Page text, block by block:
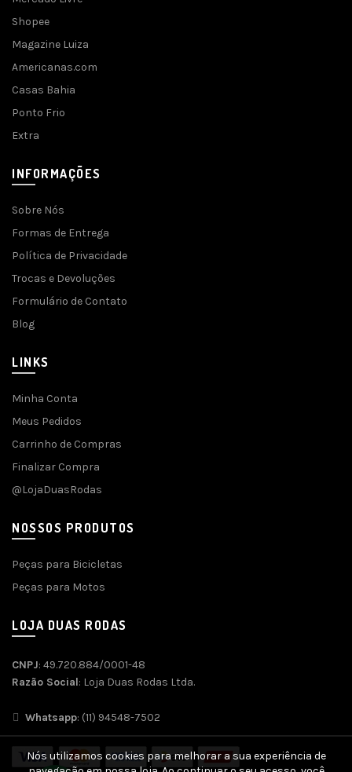
Shopee
Magazine Luiza
Americanas.com
Casas Bahia
Ponto Frio
Extra
INFORMAÇÕES
Sobre Nós
Formas de Entrega
Política de Privacidade
Trocas e Devoluções
Formulário de Contato
Blog
LINKS
Minha Conta
Meus Pedidos
Carrinho de Compras
Finalizar Compra
@LojaDuasRodas
NOSSOS PRODUTOS
Peças para Bicicletas
Peças para Motos
LOJA DUAS RODAS
CNPJ: 49.720.884/0001-48
Razão Social: Loja Duas Rodas Ltda.
Whatsapp: (11) 94548-7502
Nós utilizamos cookies para melhorar a sua experiência de